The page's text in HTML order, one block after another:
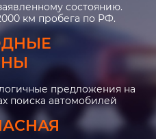
состоянию.
км пробега по РФ.
предложения на
поиска автомобилей